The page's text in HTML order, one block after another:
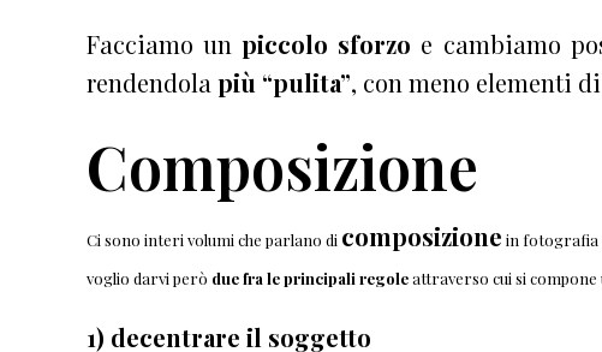
Facciamo unpiccolo sforzo e cambiamo
rendendola più “pulita”, con meno elementi
Composizione
Ci sono interi volumi che parlano di composizione in fotografia
voglio darvi però due fra le principali regoleattraverso cui si
1) decentrare il soggetto